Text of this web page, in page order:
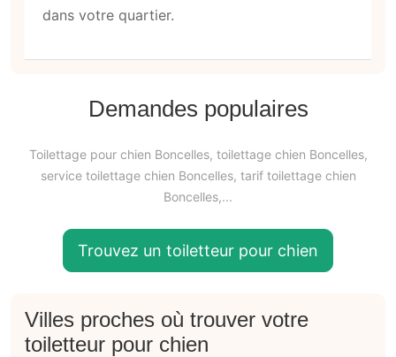
dans votre quartier.
Demandes populaires
Toilettage pour chien Boncelles, toilettage chien Boncelles,
service toilettage chien Boncelles, tarif toilettage chien
Boncelles,...
Trouvez un toiletteur pour chien
Villes proches où trouver votre
toiletteur pour chien